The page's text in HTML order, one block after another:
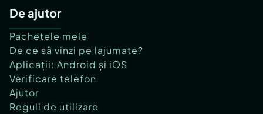
De ajutor
Pachetele mele
De ce să vinzi pe lajumate?
Aplicații: Android și iOS
Verificare telefon
Ajutor
Reguli de utilizare